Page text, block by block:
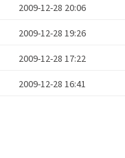
2009-12-28 20:06
2009-12-28 19:26
2009-12-28 17:22
2009-12-28 16:41